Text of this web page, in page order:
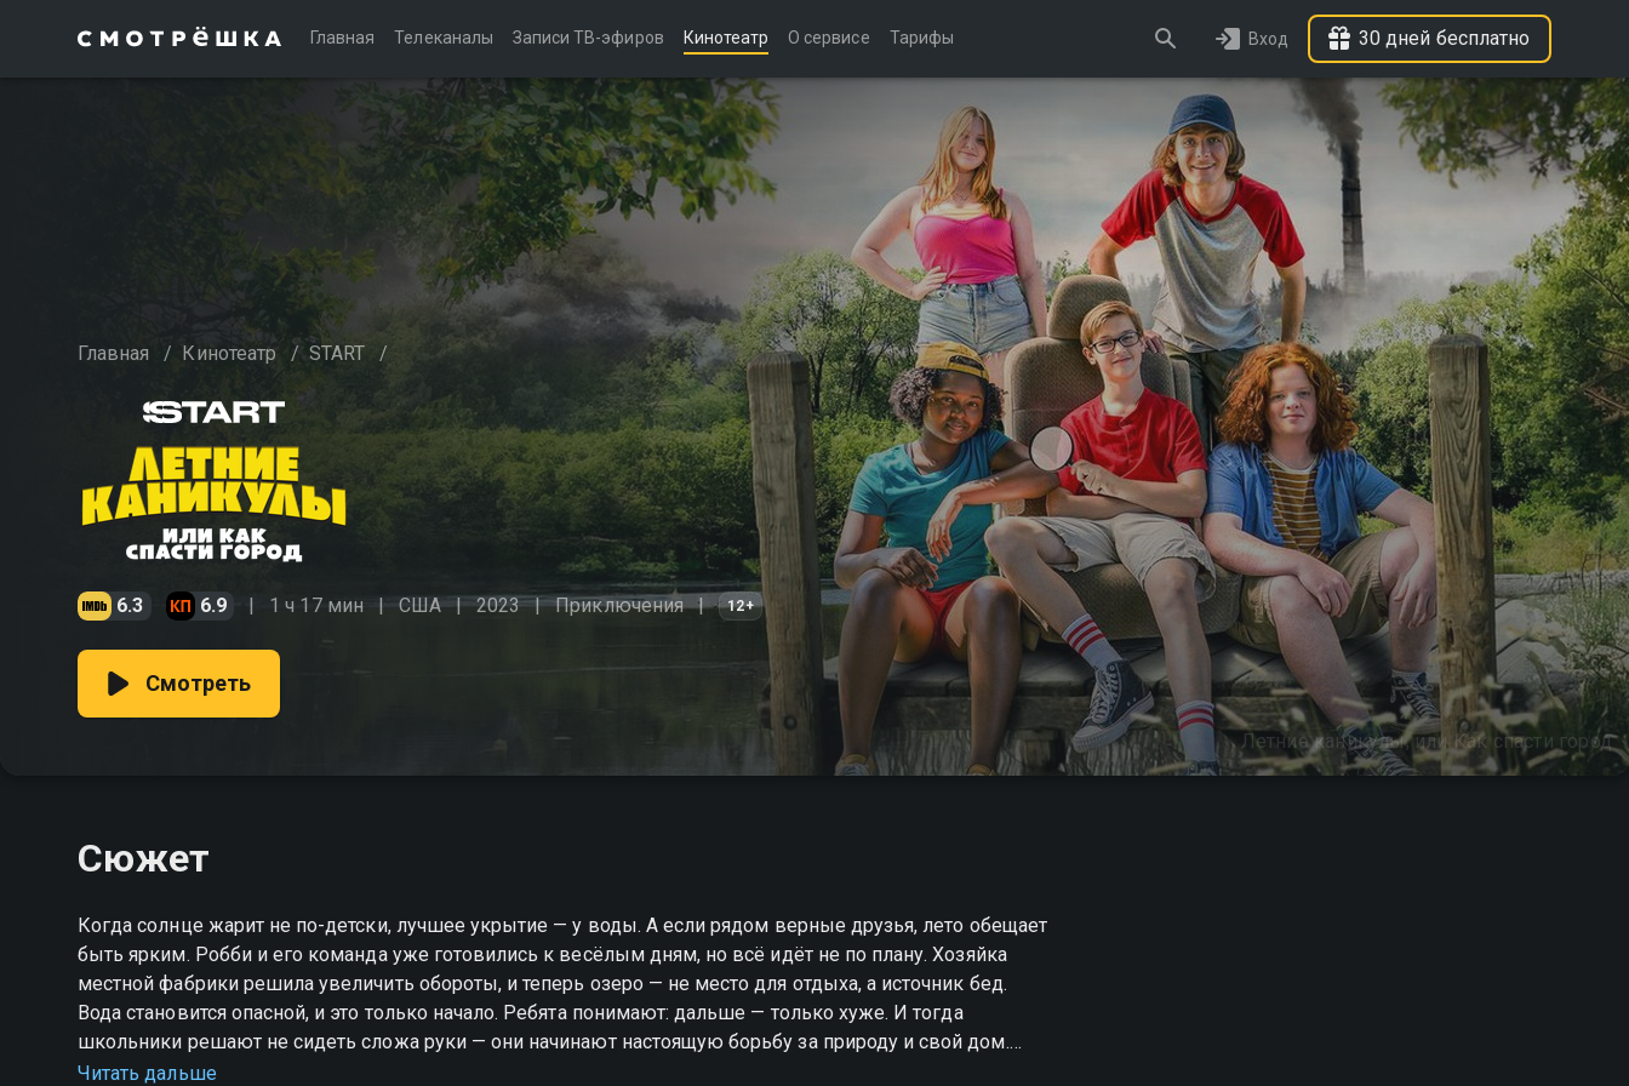
Главная Телеканалы Записи ТВ-эфиров Кинотеатр О сервисе Тарифы Вход 30 дней бесплатно
Главная / Кинотеатр / START /
6.3 6.9 1 ч 17 мин США 2023 Приключения 12+
Летние каникулы, или Как спасти город
Смотреть
Сюжет
Когда солнце жарит не по-детски, лучшее укрытие — у воды. А если рядом верные друзья, лето обещает
быть ярким. Робби и его команда уже готовились к весёлым дням, но всё идёт не по плану. Хозяйка
местной фабрики решила увеличить обороты, и теперь озеро — не место для отдыха, а источник бед.
Вода становится опасной, и это только начало. Ребята понимают: дальше — только хуже. И тогда
школьники решают не сидеть сложа руки — они начинают настоящую борьбу за природу и свой дом.
«Летние каникулы, или Как спасти город» — смотрите онлайн в хорошем качестве.
Читать дальше